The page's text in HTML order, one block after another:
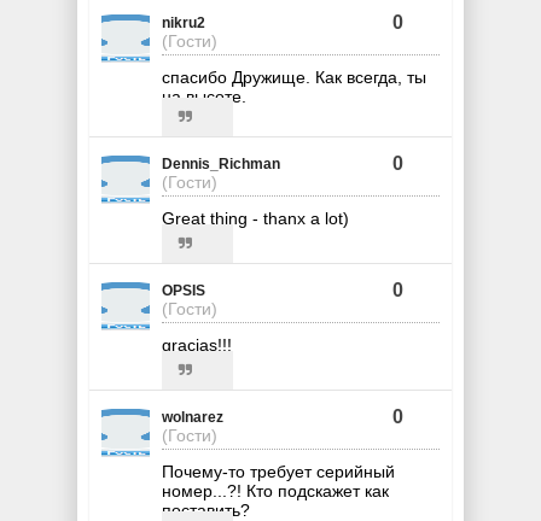
nikru2
(Гости)
0
спасибо Дружище. Как всегда, ты
на высоте.
Dennis_Richman
(Гости)
0
Great thing - thanx a lot)
OPSIS
(Гости)
0
gracias!!!
wolnarez
(Гости)
0
Почему-то требует серийный
номер...?! Кто подскажет как
поставить?